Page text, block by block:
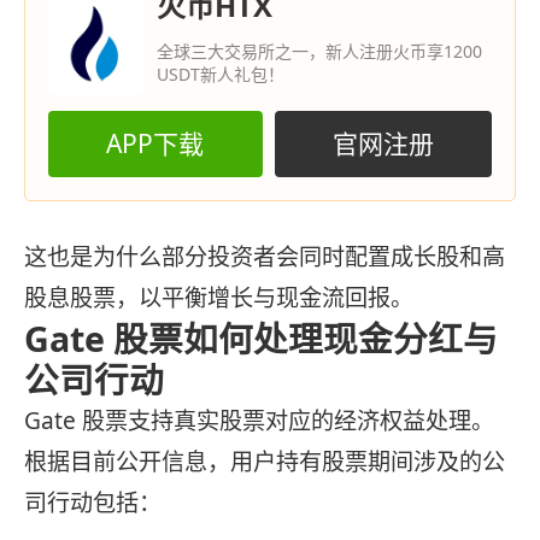
全球三大交易所之一，新人注册火币享1200
USDT新人礼包！
APP下载 官网注册
这也是为什么部分投资者会同时配置成长股和高
股息股票，以平衡增长与现金流回报。
Gate 股票如何处理现金分红与
公司行动
Gate 股票支持真实股票对应的经济权益处理。
根据目前公开信息，用户持有股票期间涉及的公
司行动包括：